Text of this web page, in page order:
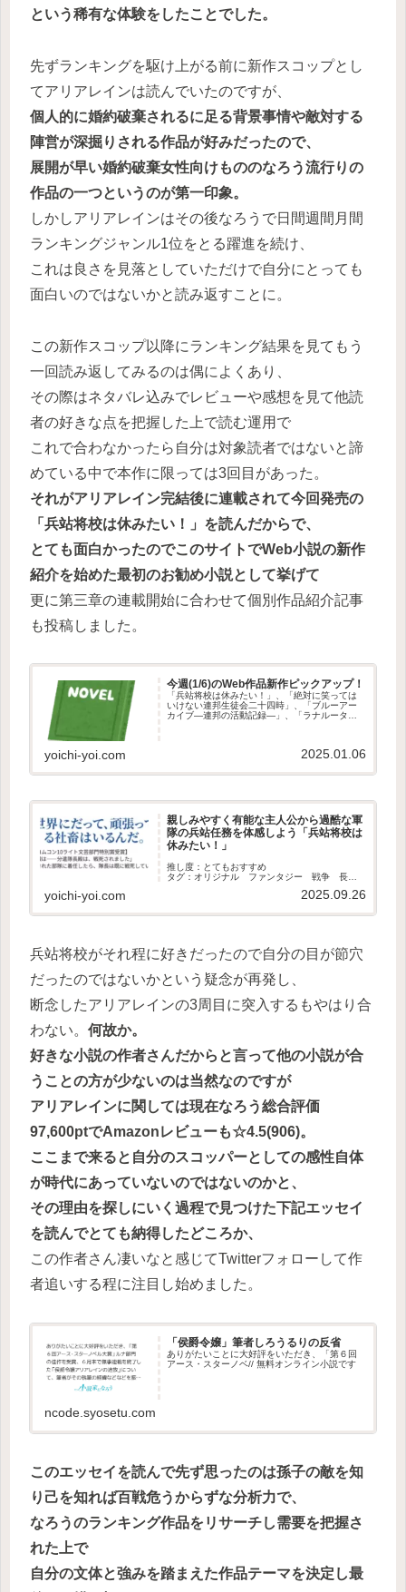
という稀有な体験をしたことでした。
先ずランキングを駆け上がる前に新作スコップとし
てアリアレインは読んでいたのですが、
個人的に婚約破棄されるに足る背景事情や敵対する
陣営が深掘りされる作品が好みだったので、
展開が早い婚約破棄女性向けもののなろう流行りの
作品の一つというのが第一印象。
しかしアリアレインはその後なろうで日間週間月間
ランキングジャンル1位をとる躍進を続け、
これは良さを見落としていただけで自分にとっても
面白いのではないかと読み返すことに。
この新作スコップ以降にランキング結果を見てもう
一回読み返してみるのは偶によくあり、
その際はネタバレ込みでレビューや感想を見て他読
者の好きな点を把握した上で読む運用で
これで合わなかったら自分は対象読者ではないと諦
めている中で本作に限っては3回目があった。
それがアリアレイン完結後に連載されて今回発売の
「兵站将校は休みたい！」を読んだからで、
とても面白かったのでこのサイトでWeb小説の新作
紹介を始めた最初のお勧め小説として挙げて
更に第三章の連載開始に合わせて個別作品紹介記事
も投稿しました。
今週(1/6)のWeb作品新作ピックアップ！
「兵站将校は休みたい！」、「絶対に笑っては
いけない連邦生徒会二十四時」、「ブルーアー
カイブ―連邦の活動記録―」、「ラナルータ」
yoichi-yoi.com 2025.01.06
親しみやすく有能な主人公から過酷な軍
隊の兵站任務を体感しよう「兵站将校は
休みたい！」
推し度：とてもおすすめ
タグ：オリジナル ファンタジー 戦争 長
yoichi-yoi.com 2025.09.26
兵站将校がそれ程に好きだったので自分の目が節穴
だったのではないかという疑念が再発し、
断念したアリアレインの3周目に突入するもやはり合
わない。 何故か。
好きな小説の作者さんだからと言って他の小説が合
うことの方が少ないのは当然なのですが
アリアレインに関しては現在なろう総合評価
97,600ptでAmazonレビューも☆4.5(906)。
ここまで来ると自分のスコッパーとしての感性自体
が時代にあっていないのではないのかと、
その理由を探しにいく過程で見つけた下記エッセイ
を読んでとても納得したどころか、
この作者さん凄いなと感じてTwitterフォローして作
者追いする程に注目し始めました。
「侯爵令嬢」筆者しろうるりの反省
ありがたいことに大好評をいただき、「第６回
アース・スターノベ// 無料オンライン小説です
ncode.syosetu.com
このエッセイを読んで先ず思ったのは孫子の敵を知
り己を知れば百戦危うからずな分析力で、
なろうのランキング作品をリサーチし需要を把握さ
れた上で
自分の文体と強みを踏まえた作品テーマを決定し最